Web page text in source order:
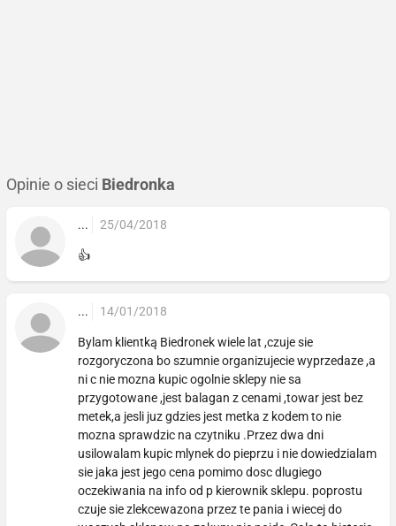
Opinie o sieci Biedronka
... 25/04/2018
👍
... 14/01/2018
Bylam klientką Biedronek wiele lat ,czuje sie
rozgoryczona bo szumnie organizujecie wyprzedaze ,a
ni c nie mozna kupic ogolnie sklepy nie sa
przygotowane ,jest balagan z cenami ,towar jest bez
metek,a jesli juz gdzies jest metka z kodem to nie
mozna sprawdzic na czytniku .Przez dwa dni
usilowalam kupic mlynek do pieprzu i nie dowiedzialam
sie jaka jest jego cena pomimo dosc dlugiego
oczekiwania na info od p kierownik sklepu. poprostu
czuje sie zlekcewazona przez te pania i wiecej do